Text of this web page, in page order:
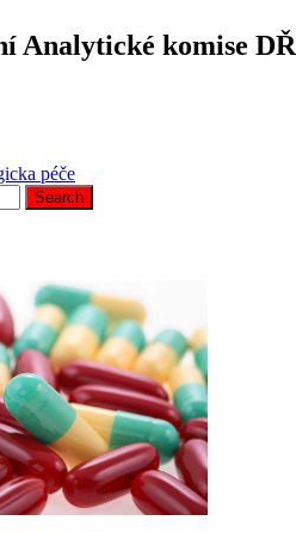
Analytické komise DŘ
péče
Search